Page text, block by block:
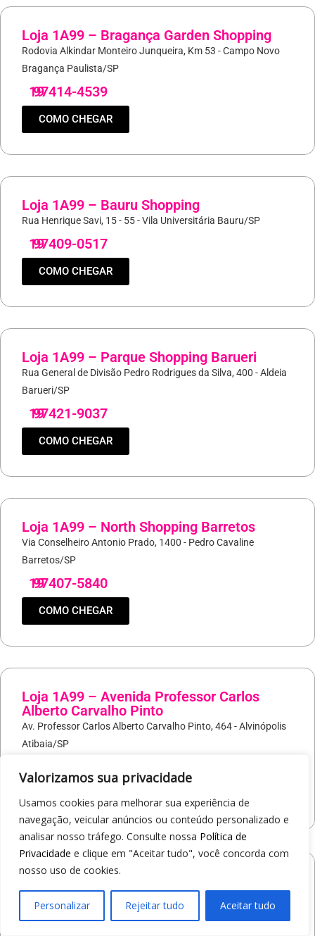
Valorizamos sua privacidade
Usamos cookies para melhorar sua experiência de
navegação, veicular anúncios ou conteúdo personalizado e
analisar nosso tráfego. Consulte nossa Política de
Privacidade e clique em "Aceitar tudo", você concorda com
nosso uso de cookies.
Personalizar Rejeitar tudo Aceitar tudo
Loja 1A99 – Bragança Garden Shopping
Rodovia Alkindar Monteiro Junqueira, Km 53 - Campo Novo
Bragança Paulista/SP
19
97414-4539
COMO CHEGAR
Loja 1A99 – Bauru Shopping
Rua Henrique Savi, 15 - 55 - Vila Universitária Bauru/SP
19
97409-0517
COMO CHEGAR
Loja 1A99 – Parque Shopping Barueri
Rua General de Divisão Pedro Rodrigues da Silva, 400 - Aldeia
Barueri/SP
19
97421-9037
COMO CHEGAR
Loja 1A99 – North Shopping Barretos
Via Conselheiro Antonio Prado, 1400 - Pedro Cavaline
Barretos/SP
19
97407-5840
COMO CHEGAR
Loja 1A99 – Avenida Professor Carlos
Alberto Carvalho Pinto
Av. Professor Carlos Alberto Carvalho Pinto, 464 - Alvinópolis
Atibaia/SP